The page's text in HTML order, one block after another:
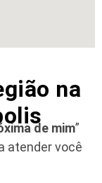
na
de mim”
atender você